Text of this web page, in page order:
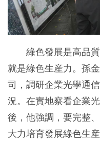
綠色發展是高品質
就是綠色生産力。孫
司，調研企業光學通
況。在實地察看企業
後，他強調，要完整
大力培育發展綠色生